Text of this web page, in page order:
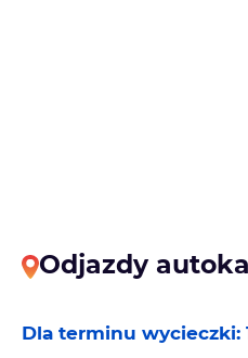
Odjazdy
Dla terminu wycieczki: